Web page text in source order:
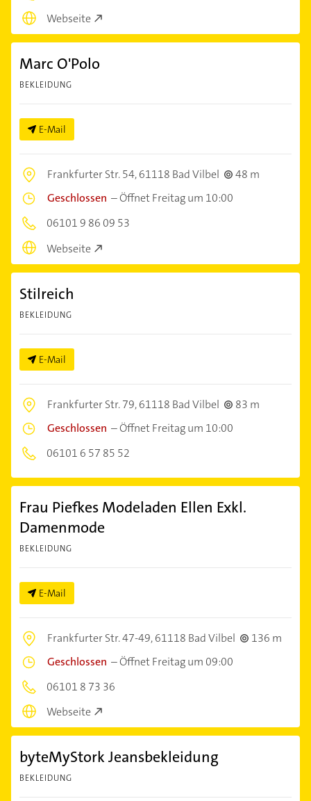
Webseite
Marc O'Polo
BEKLEIDUNG
E-Mail
Frankfurter Str. 54,61118 Bad Vilbel
48 m
Geschlossen –Öffnet Freitag um 10:00
06101 9 86 09 53
Webseite
Stilreich
BEKLEIDUNG
E-Mail
Frankfurter Str. 79,61118 Bad Vilbel
83 m
Geschlossen –Öffnet Freitag um 10:00
06101 6 57 85 52
Frau Piefkes Modeladen Ellen Exkl.
Damenmode
BEKLEIDUNG
E-Mail
Frankfurter Str. 47-49,61118 Bad Vilbel
136 m
Geschlossen –Öffnet Freitag um 09:00
06101 8 73 36
Webseite
byteMyStork Jeansbekleidung
BEKLEIDUNG